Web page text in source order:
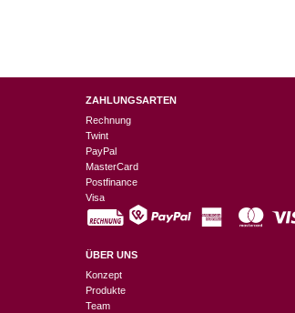
ZAHLUNGSARTEN
Rechnung
Twint
PayPal
MasterCard
Postfinance
Visa
ÜBER UNS
Konzept
Produkte
Team